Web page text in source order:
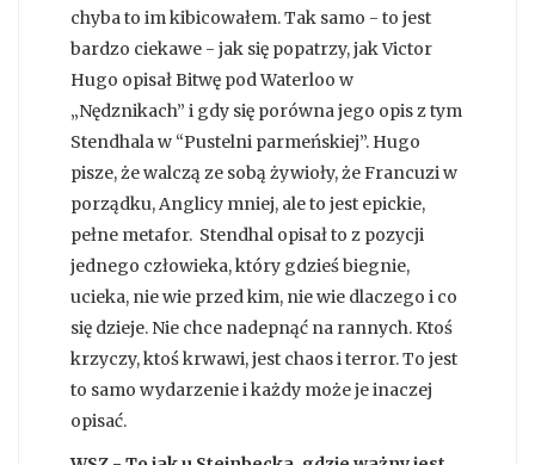
chyba to im kibicowałem. Tak samo - to jest
bardzo ciekawe - jak się popatrzy, jak Victor
Hugo opisał Bitwę pod Waterloo w
„Nędznikach” i gdy się porówna jego opis z tym
Stendhala w “Pustelni parmeńskiej”. Hugo
pisze, że walczą ze sobą żywioły, że Francuzi w
porządku, Anglicy mniej, ale to jest epickie,
pełne metafor. Stendhal opisał to z pozycji
jednego człowieka, który gdzieś biegnie,
ucieka, nie wie przed kim, nie wie dlaczego i co
się dzieje. Nie chce nadepnąć na rannych. Ktoś
krzyczy, ktoś krwawi, jest chaos i terror. To jest
to samo wydarzenie i każdy może je inaczej
opisać.